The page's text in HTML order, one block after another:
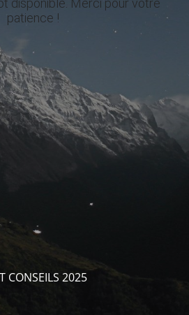
patience !
CONSEILS 2025